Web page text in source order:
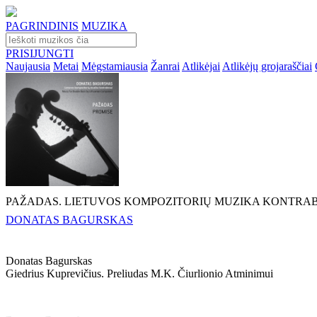
PAGRINDINIS MUZIKA
PRISIJUNGTI
Naujausia Metai Mėgstamiausia Žanrai Atlikėjai Atlikėjų grojaraščiai
PAŽADAS. LIETUVOS KOMPOZITORIŲ MUZIKA
DONATAS BAGURSKAS
Donatas Bagurskas
Giedrius Kuprevičius. Preliudas M.k. Čiurlionio Atminimui